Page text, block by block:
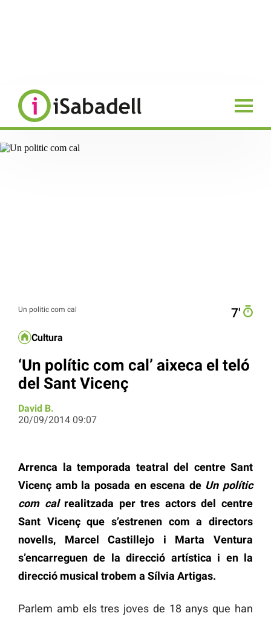
Un politic com cal 7′
Cultura
‘Un polític com cal’ aixeca el teló
del Sant Vicenç
David B.
20/09/2014 09:07
Arrenca la temporada teatral del centre Sant
Vicenç amb la posada en escena de Un polític
com calrealitzada per tres actors del centre
Sant Vicenç que s’estrenen com a directors
novells, Marcel Castillejo i Marta Ventura
s’encarreguen de la direcció artística i en la
direcció musical trobem a Sílvia Artigas.
Parlem amb els tres joves de 18 anys que han